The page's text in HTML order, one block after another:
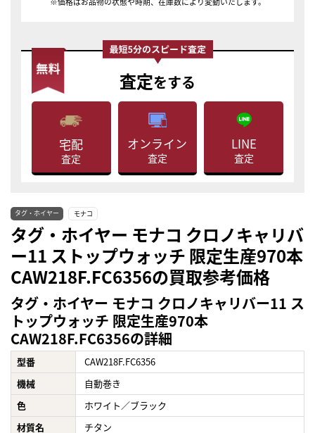
査定をする
宅配
査定
オンライン
査定
LINE
査定
タグ・ホイヤー モナコ
タグ・ホイヤー モナコ クロノキャリバ
ー11 ストップウォッチ 限定生産970本
CAW218F.FC6356の買取参考価格
タグ・ホイヤー モナコ クロノキャリバー11 ス
トップウォッチ 限定生産970本
CAW218F.FC6356の詳細
型番
CAW218F.FC6356
機械
自動巻き
色
ホワイト／ブラック
材質名
チタン